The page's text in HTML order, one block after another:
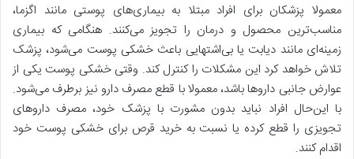
معمولا پزشکان برای افراد مبتلا به بیماری‌های پوستی مانند اگزما،
مناسب‌ترین محصول و درمان را تجویز می‌کنند. هنگامی که بیماری
زمینه‌ای مانند دیابت یا بی‌اشتهایی باعث خشکی پوست می‌شود، پزشک
تلاش خواهد کرد این مشکلات را کنترل کند. وقتی خشکی پوست یکی از
عوارض جانبی داروها باشد، معمولا با قطع مصرف دارو نیز برطرف می‌شود.
با این‌حال افراد نباید بدون مشورت با پزشک خود، مصرف داروهای
تجویزی را قطع کرده یا نسبت به خرید قرص برای خشکی پوست خود
اقدام کنند.